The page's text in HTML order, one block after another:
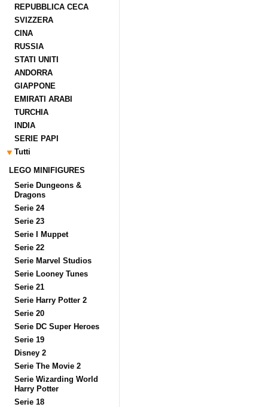
REPUBBLICA CECA
SVIZZERA
CINA
RUSSIA
STATI UNITI
ANDORRA
GIAPPONE
EMIRATI ARABI
TURCHIA
INDIA
SERIE PAPI
Tutti
LEGO MINIFIGURES
Serie Dungeons &
Dragons
Serie 24
Serie 23
Serie I Muppet
Serie 22
Serie Marvel Studios
Serie Looney Tunes
Serie 21
Serie Harry Potter 2
Serie 20
Serie DC Super Heroes
Serie 19
Disney 2
Serie The Movie 2
Serie Wizarding World
Harry Potter
Serie 18